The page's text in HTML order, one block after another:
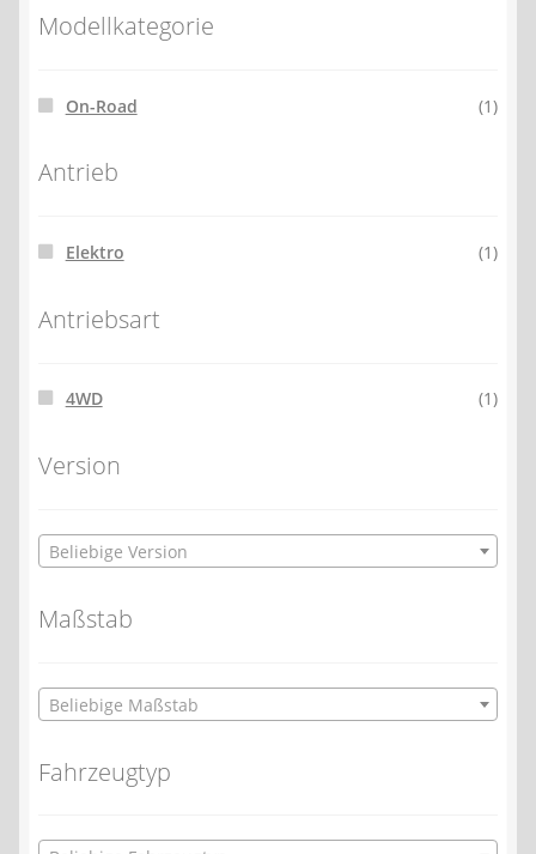
Modellkategorie
On-Road (1)
Antrieb
Elektro (1)
Antriebsart
4WD (1)
Version
Beliebige Version
Maßstab
Beliebige Maßstab
Fahrzeugtyp